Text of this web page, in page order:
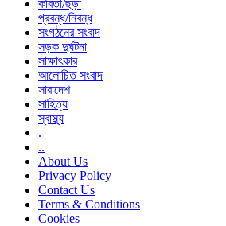
কবিতা/ছড়া
প্রবন্ধ/নিবন্ধ
সংগঠনের সংবাদ
সড়ক দুর্ঘটনা
সাক্ষাৎকার
আলোচিত সংবাদ
সারাদেশ
সাহিত্য
স্বাস্থ্য
.
..
About Us
Privacy Policy
Contact Us
Terms & Conditions
Cookies